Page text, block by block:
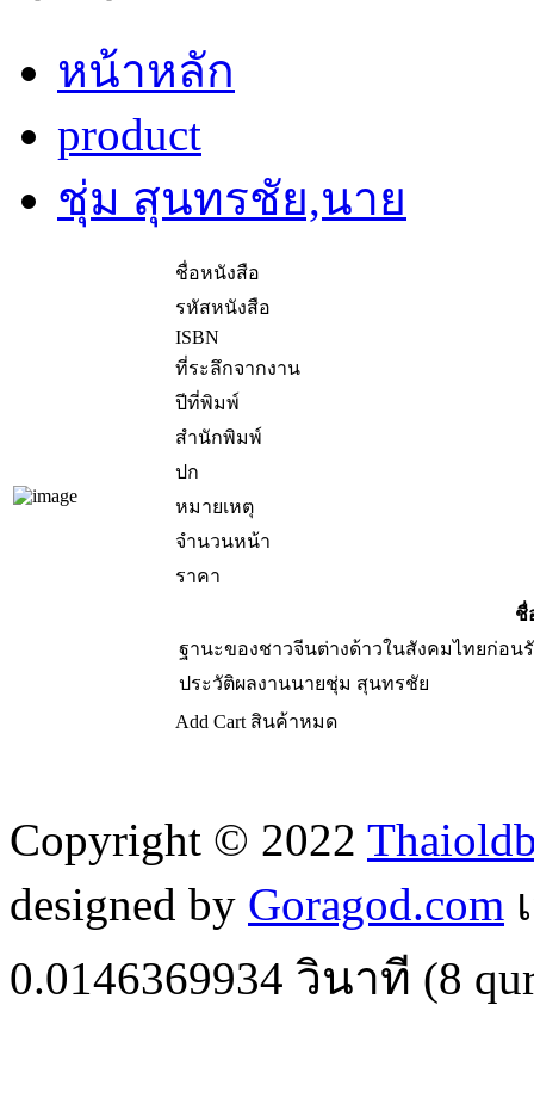
หน้าหลัก
product
ชุ่ม สุนทรชัย,นาย
ชื่อหนังสือ
รหัสหนังสือ
ISBN
ที่ระลึกจากงาน
ปีที่พิมพ์
สำนักพิมพ์
ปก
หมายเหตุ
จำนวนหน้า
ราคา
ชื่
ฐานะของชาวจีนต่างด้าวในสังคมไทยก่อน
ประวัติผลงานนายชุ่ม สุนทรชัย
Add Cart สินค้าหมด
Copyright © 2022
designed by Goragod.com
0.0146369934 วินาที (8